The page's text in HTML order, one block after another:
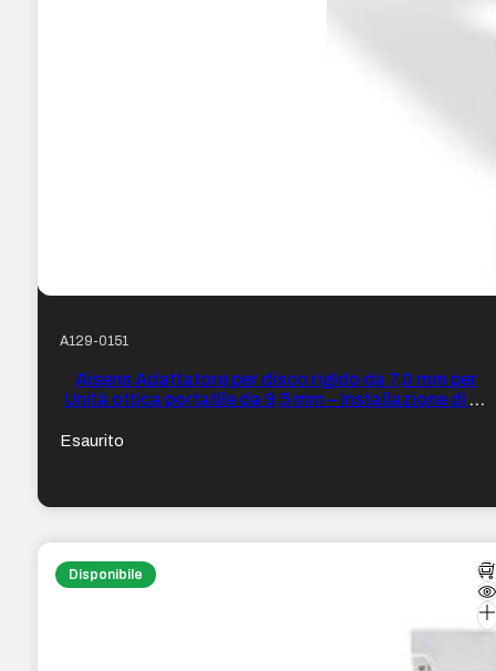
A129-0151
Aisens Adattatore per disco rigido da 7,0 mm per
Unità ottica portatile da 9,5 mm – Installazione di un
Esaurito
Disponibile